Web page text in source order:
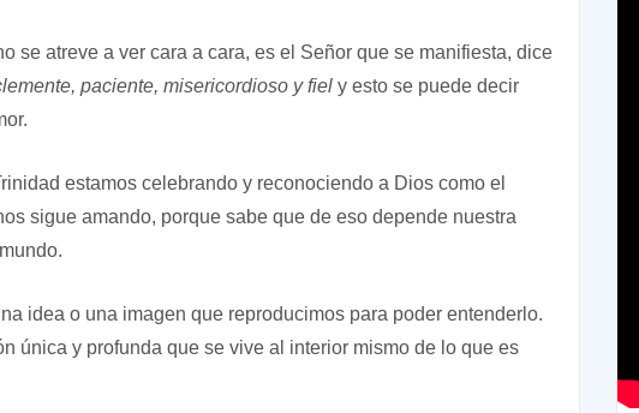
se atreve a ver cara a cara, es el Señor que se manifiesta, dice
paciente, misericordioso y fiel y esto se puede decir
estamos celebrando y reconociendo a Dios como el
sigue amando, porque sabe que de eso depende nuestra
idea o una imagen que reproducimos para poder entenderlo.
única y profunda que se vive al interior mismo de lo que es